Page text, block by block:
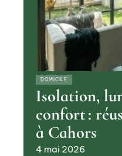
DOMICILE
Isolation,
confort :
à Cahors
4 mai 2026